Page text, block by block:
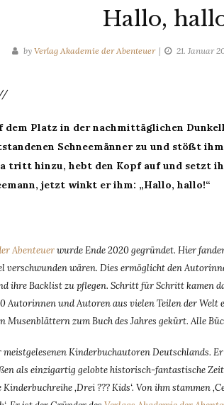
Hallo,
by Verlag Akademie der Abenteuer 21. Januar
dem Platz in der nachmittäglichen
Schneemänner zu und stößt
tritt hinzu, hebt den Kopf auf und setzt
jetzt winkt er ihm: „Hallo, hallo!“
Abenteuerwurde Ende 2020 gegründet. Hier
verschwunden wären. Dies ermöglicht den
ihre Backlist zu pflegen. Schritt für Schritt kamen
Autorinnen und Autoren aus vielen Teilen der Welt
Musenblättern zum Buch des Jahres gekürt. Alle
Kinderbuchautoren Deutschlands.
als einzigartig gelobte historisch-fantastische
‚Drei ??? Kids‘. Von ihm stammen